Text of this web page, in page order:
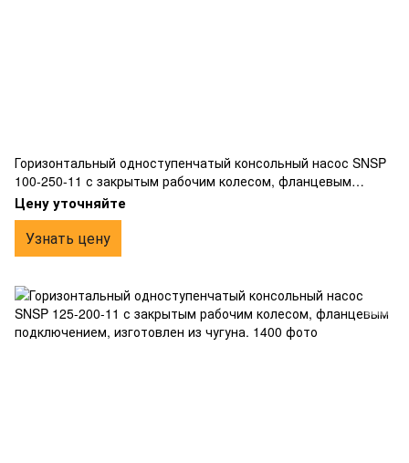
Горизонтальный одноступенчатый консольный насос SNSP
100-250-11 с закрытым рабочим колесом, фланцевым
подключением, изготовлен из чугуна.
Цену уточняйте
Узнать цену